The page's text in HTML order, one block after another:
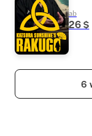
ab
26 $
6